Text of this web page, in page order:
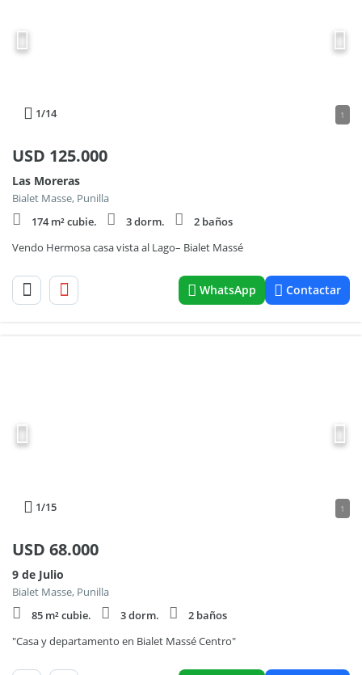
1/14 1
USD 125.000
Las Moreras
Bialet Masse, Punilla
174 m² cubie.
3 dorm.
2 baños
Vendo Hermosa casa vista al Lago– Bialet Massé
WhatsApp Contactar
1/15 1
USD 68.000
9 de Julio
Bialet Masse, Punilla
85 m² cubie.
3 dorm.
2 baños
"Casa y departamento en Bialet Massé Centro"